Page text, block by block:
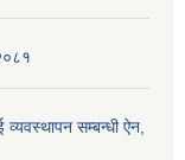
सम्बन्धी ऐन,